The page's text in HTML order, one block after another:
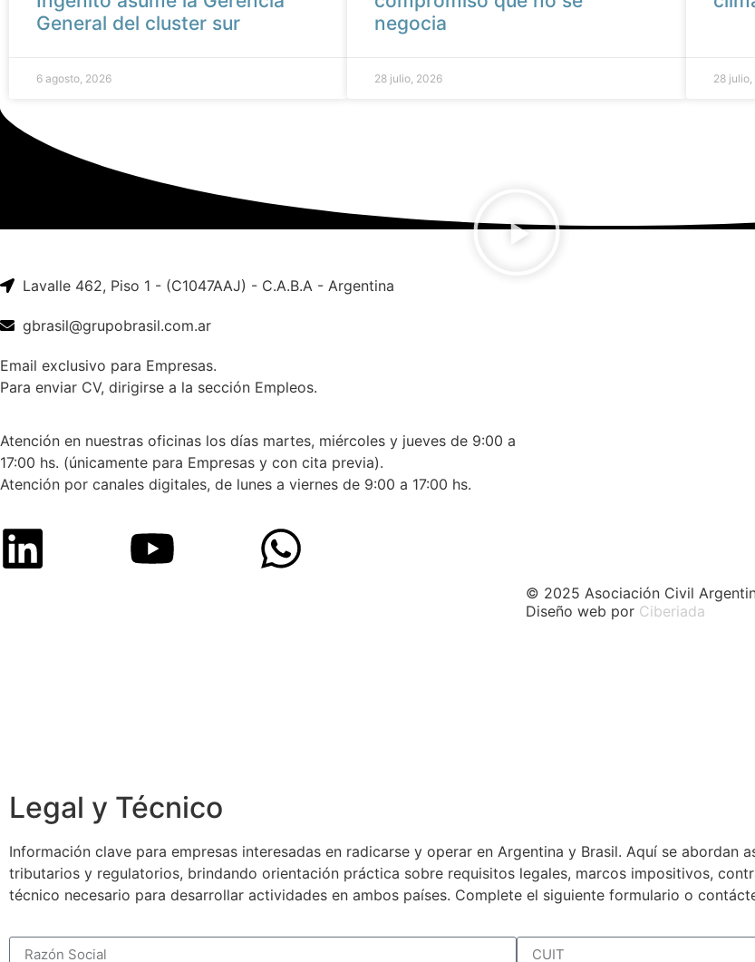
General del cluster sur
6 agosto, 2026
negocia
28 julio, 2026 28
Lavalle 462, Piso 1 - (C1047AAJ) - C.A.B.A - Argentina
gbrasil@grupobrasil.com.ar
Email exclusivo para Empresas.
Para enviar CV, dirigirse a la sección Empleos.
Atención en nuestras oficinas los días martes, miércoles y jueves de 9:00 a
17:00 hs. (únicamente para Empresas y con cita previa).
Atención por canales digitales, de lunes a viernes de 9:00 a 17:00 hs.
© 2025 Asociación Civil
Diseño web por Ciberiada
Legal y Técnico
Información clave para empresas interesadas en radicarse y operar en Argentina y Brasil. Aquí se abordan
tributarios y regulatorios, brindando orientación práctica sobre requisitos legales, marcos impositivos,
técnico necesario para desarrollar actividades en ambos países. Complete el siguiente formulario o